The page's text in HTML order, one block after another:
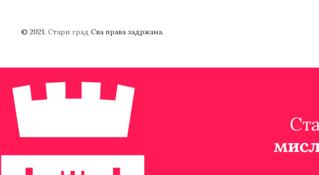
© 2021. Стари град Сва права задржана.